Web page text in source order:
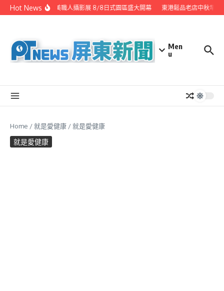
Skip to content
Hot News潮州之美職人攝影展 8/8日式園區盛大開幕 東港鬆品老店中秋早鳥
Men
u
Home /就是愛健康 /就是愛健康
就是愛健康